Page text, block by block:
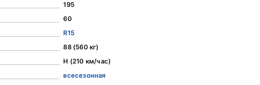
195
60
R15
88 (560 кг)
H (210 км/час)
всесезонная